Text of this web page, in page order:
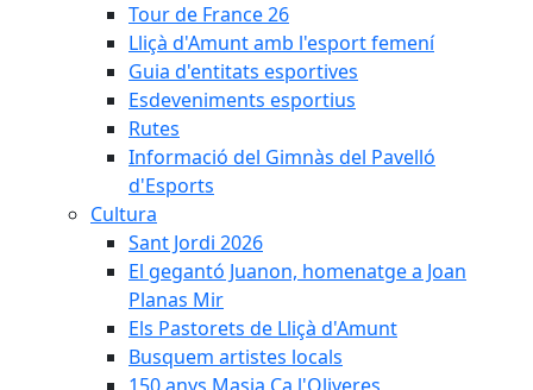
Tour de France 26
Lliçà d'Amunt amb l'esport femení
Guia d'entitats esportives
Esdeveniments esportius
Rutes
Informació del Gimnàs del Pavelló
d'Esports
Cultura
Sant Jordi 2026
El gegantó Juanon, homenatge a Joan
Planas Mir
Els Pastorets de Lliçà d'Amunt
Busquem artistes locals